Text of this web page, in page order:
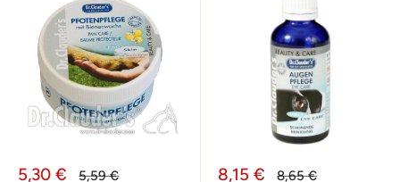
Sonderpreis
5,30 € Normalpreis
5,59 € Sonderpreis
8,15 € Normalpreis
8,65 €